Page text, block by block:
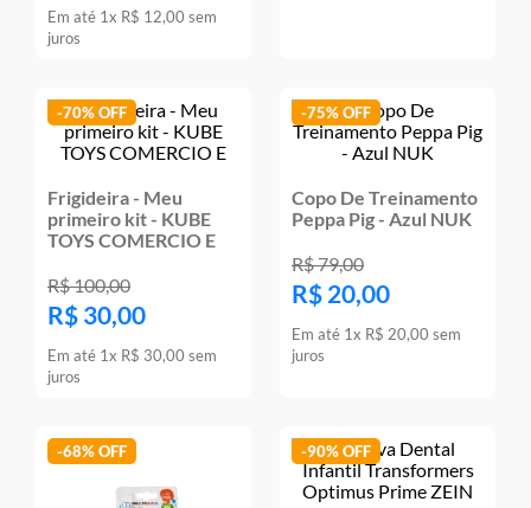
Em até 1x R$ 12,00 sem
juros
-70%
Frigideira - Meu
primeiro kit - KUBE
TOYS COMERCIO E
R$100,00
R$ 30,00
Em até 1x R$ 30,00 sem
juros
-75%
Copo De Treinamento
Peppa Pig - Azul NUK
R$79,00
R$ 20,00
Em até 1x R$ 20,00 sem
juros
-68% -90%